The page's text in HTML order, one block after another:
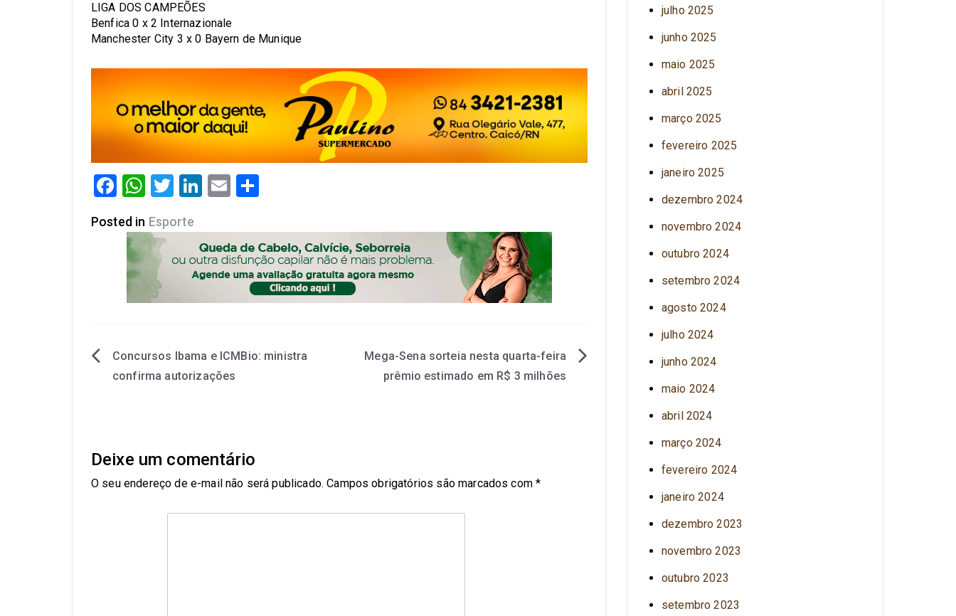
LIGA DOS CAMPEÕES
Benfica 0 x 2 Internazionale
Manchester City 3 x 0 Bayern de Munique
Facebook
WhatsApp
Twitter
LinkedIn
Email
Posted in Esporte
Concursos Ibama e ICMBio: ministra
confirma autorizações
Mega-Sena sorteia nesta quarta-feira
prêmio estimado em R$ 3 milhões
Deixe um comentário
O seu endereço de e-mail não será publicado. Campos obrigatórios são marcados com*
julho 2025
junho 2025
maio 2025
abril 2025
março 2025
fevereiro 2025
janeiro 2025
dezembro 2024
novembro 2024
outubro 2024
setembro 2024
agosto 2024
julho 2024
junho 2024
maio 2024
abril 2024
março 2024
fevereiro 2024
janeiro 2024
dezembro 2023
novembro 2023
outubro 2023
setembro 2023